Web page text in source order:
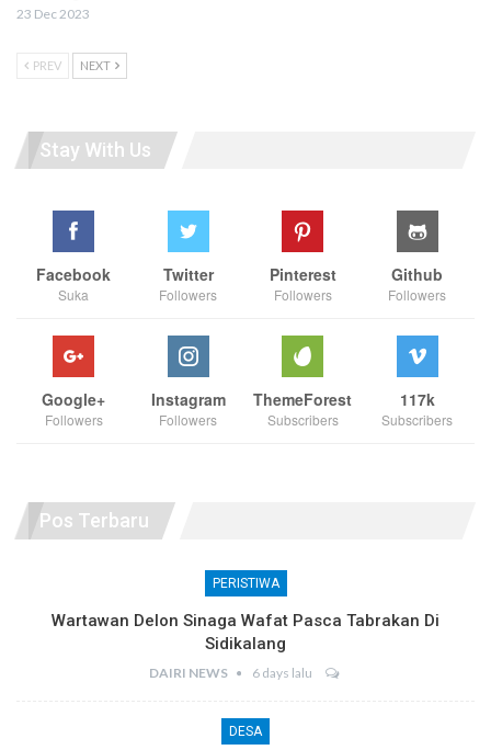
23 Dec 2023
PREV NEXT
Stay With Us
Facebook
Suka
Twitter
Followers
Pinterest
Followers
Github
Followers
Google+
Followers
Instagram
Followers
ThemeForest
Subscribers
117k
Subscribers
Pos Terbaru
PERISTIWA
Wartawan Delon Sinaga Wafat Pasca Tabrakan Di
Sidikalang
DAIRI NEWS 6 days lalu
DESA